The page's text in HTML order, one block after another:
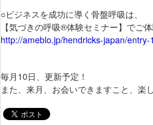
○ビジネスを成功に導く骨盤呼吸は、
【気づきの呼吸®体験セミナー】でご
http://ameblo.jp/hendricks-japan/
毎月10日、更新予定！
また、来月、お会いできますこと、楽